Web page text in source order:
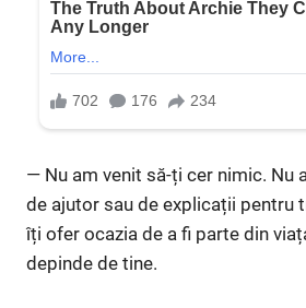
— Nu am venit să-ți cer nimic. Nu
de ajutor sau de explicații pentru
îți ofer ocazia de a fi parte din
depinde de tine.